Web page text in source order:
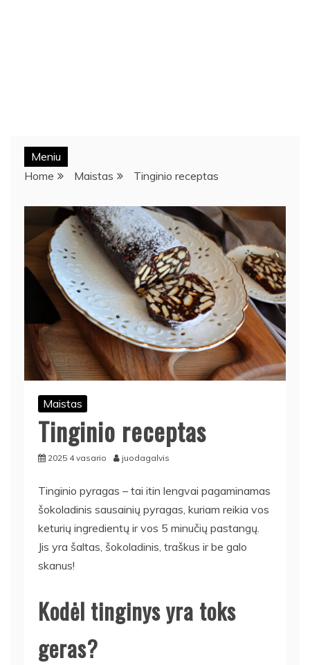
Meniu
Home
Maistas Tinginio receptas
Maistas
Tinginio receptas
2025 4 vasario juodagalvis
Tinginio pyragas – tai itin lengvai pagaminamas
šokoladinis sausainių pyragas, kuriam reikia vos
keturių ingredientų ir vos 5 minučių pastangų.
Jis yra šaltas, šokoladinis, traškus ir be galo
skanus!
Kodėl tinginys yra toks
geras?